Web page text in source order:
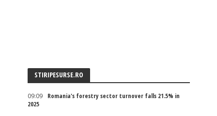
STIRIPESURSE.RO
09:09
Romania's forestry sector turnover falls 21.5% in
2025